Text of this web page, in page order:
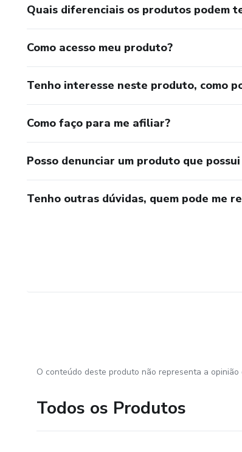
Quais diferenciais os produtos podem
Como acesso meu produto?
Tenho interesse neste produto, como
Como faço para me afiliar?
Posso denunciar um produto que
Tenho outras dúvidas, quem pode me
O conteúdo deste produto não representa a
Todos os Produtos